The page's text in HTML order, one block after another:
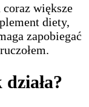
większe
diety,
zapobiegać